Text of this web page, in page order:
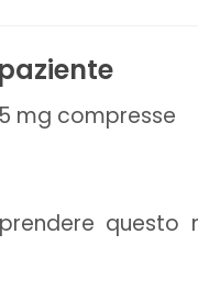
mg compresse
questo